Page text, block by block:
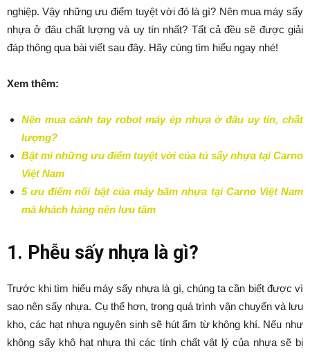
nghiệp. Vậy những ưu điểm tuyệt vời đó là gì? Nên mua máy sấy
nhựa ở đâu chất lượng và uy tín nhất? Tất cả đều sẽ được giải
đáp thông qua bài viết sau đây. Hãy cùng tìm hiểu ngay nhé!
Xem thêm:
Nên mua cánh tay robot máy ép nhựa ở đâu uy tín, chất
lượng?
Bật mí những ưu điểm tuyệt vời của tủ sấy nhựa tại Carno
Việt Nam
5 ưu điểm nổi bật của máy băm nhựa tại Carno Việt Nam
mà khách hàng nên lưu tâm
1. Phễu sấy nhựa là gì?
Trước khi tìm hiểu máy sấy nhựa là gì, chúng ta cần biết được vì
sao nên sấy nhựa. Cụ thể hơn, trong quá trình vận chuyển và lưu
kho, các hạt nhựa nguyên sinh sẽ hút ẩm từ không khí. Nếu như
không sấy khô hạt nhựa thì các tính chất vật lý của nhựa sẽ bị